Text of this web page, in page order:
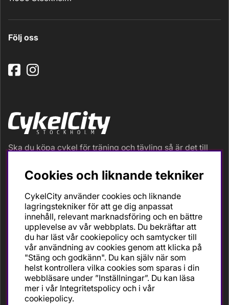
Följ oss
Ska du köpa cykel för träning och tävling så är det till
Vi är en mycket personlig cykelaffär med hög
servicegrad och alla vi som jobbar är inbitna cyklister
och dess produkter. Gör din bästa cykelaffär på
CykelCity!
Cookies och liknande tekniker
CykelCity använder cookies och liknande
lagringstekniker för att ge dig anpassat
innehåll, relevant marknadsföring och en bättre
upplevelse av vår webbplats. Du bekräftar att
du har läst vår cookiepolicy och samtycker till
vår användning av cookies genom att klicka på
"Stäng och godkänn". Du kan själv när som
helst kontrollera vilka cookies som sparas i din
webbläsare under ”Inställningar”. Du kan läsa
mer i vår Integritetspolicy och i vår
cookiepolicy.